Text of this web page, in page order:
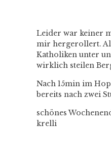
Leider war keiner
mir hergerollert.
Katholiken unter
wirklich steilen
Nach 15min im
bereits nach zwei
schönes
krelli